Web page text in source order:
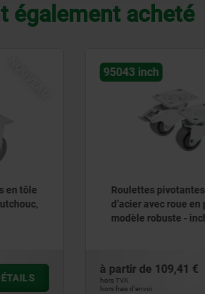
également acheté
NOUVEAU
Roulettes pivotantes ou fixes en tôle
d’acier avec roue en polyamide,
modèle robuste - inch
à partir de 109,41 €
hors TVA
hors frais d’envoi
DÉTAILS